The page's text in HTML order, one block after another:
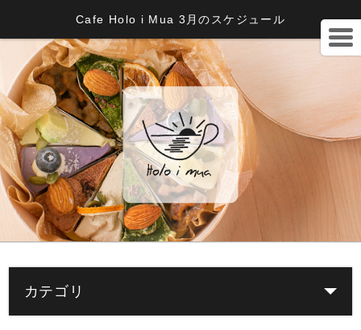
Cafe Holo i Mua 3月のスケジュール
カテゴリ